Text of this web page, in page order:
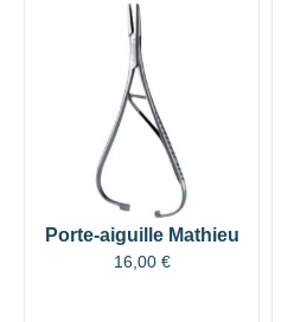
Porte-aiguille Mathieu
16,00 €